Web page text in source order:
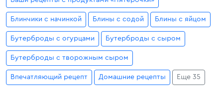
Блинчики с начинкой Блины с содой Блины с яйцом
Бутерброды с огурцами Бутерброды с сыром
Бутерброды с творожным сыром
Впечатляющий рецепт Домашние рецепты Еще 35